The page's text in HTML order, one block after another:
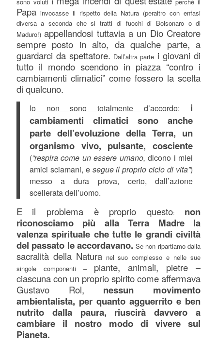
Papainvocasse il rispetto della Natura (peraltro con enfasi
diversa a seconda che si tratti di fuochi di Bolsonaro o di
Maduro!)appellandosi tuttavia a un Dio Creatore
sempre posto in alto, da qualche parte, a
guardarci da spettatore. Dall’altra parte i giovani di
tutto il mondo scendono in piazza “contro i
cambiamenti climatici” come fossero la scelta
di qualcuno.
Io non sono totalmente d’accordo: i
cambiamenti climatici sono anche
parte dell’evoluzione della Terra, un
organismo vivo, pulsante, cosciente
(“respira come un essere umano, dicono i miei
amici sciamani, e segue il proprio ciclo di vita”)
messo a dura prova, certo, dall’azione
scellerata dell’uomo.
E il problema è proprio questo: non
riconosciamo più alla Terra Madre la
valenza spirituale che tutte le grandi civiltà
del passato le accordavano. Se non ripartiamo dalla
sacralità della Naturanel suo complesso e nelle sue
singole componenti – piante, animali, pietre –
ciascuna con un proprio spirito come affermava
Gustavo Rol, nessun movimento
ambientalista, per quanto agguerrito e ben
nutrito dalla paura, riuscirà davvero a
cambiare il nostro modo di vivere sul
Pianeta.